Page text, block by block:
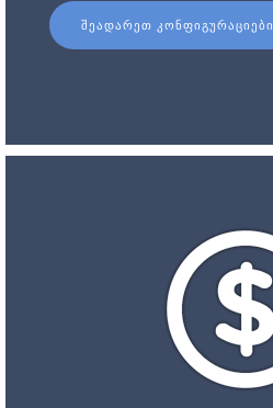
ᲨᲔᲐᲓᲐᲠᲔᲗ ᲙᲝᲜᲤᲘᲒᲣᲠᲐᲪᲘᲔᲑᲘ